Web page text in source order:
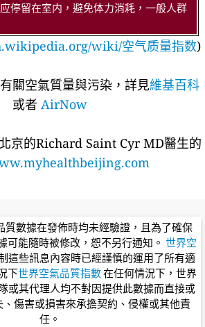
停留在室内，避免体力消耗，一般人群
wiki/空气质量指数)
關空氣質量與污染，詳見維基百科
或者 AirNow
京的Richard Saint Cyr MD醫生的
質數據在發佈時均未經驗證，且為了確保
可能隨時被修改，恕不另行通知。 世界空
這些訊息內容時已經謹慎的運用了所有適
下世界空氣品質指數在任何情況下，世界
或其代理人均不對因提供此數據而直接或
、傷害或損害來承擔契約、侵權或其他責
任。